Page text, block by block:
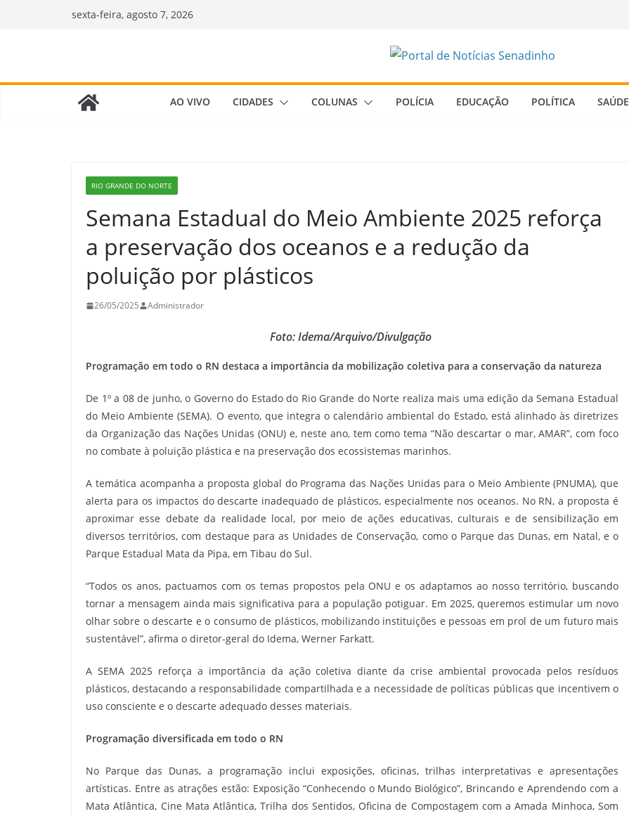
sexta-feira, agosto 7, 2026
AO VIVO CIDADES COLUNAS POLÍCIA EDUCAÇÃO POLÍTICA SAÚDE
RIO GRANDE DO NORTE
Semana Estadual do Meio Ambiente 2025 reforça
a preservação dos oceanos e a redução da
poluição por plásticos
26/05/2025 Administrador
Foto: Idema/Arquivo/Divulgação
Programação em todo o RN destaca a importância da mobilização coletiva para a conservação da natureza
De 1º a 08 de junho, o Governo do Estado do Rio Grande do Norte realiza mais uma edição da Semana Estadual
do Meio Ambiente (SEMA). O evento, que integra o calendário ambiental do Estado, está alinhado às diretrizes
da Organização das Nações Unidas (ONU) e, neste ano, tem como tema “Não descartar o mar, AMAR”, com foco
no combate à poluição plástica e na preservação dos ecossistemas marinhos.
A temática acompanha a proposta global do Programa das Nações Unidas para o Meio Ambiente (PNUMA), que
alerta para os impactos do descarte inadequado de plásticos, especialmente nos oceanos. No RN, a proposta é
aproximar esse debate da realidade local, por meio de ações educativas, culturais e de sensibilização em
diversos territórios, com destaque para as Unidades de Conservação, como o Parque das Dunas, em Natal, e o
Parque Estadual Mata da Pipa, em Tibau do Sul.
“Todos os anos, pactuamos com os temas propostos pela ONU e os adaptamos ao nosso território, buscando
tornar a mensagem ainda mais significativa para a população potiguar. Em 2025, queremos estimular um novo
olhar sobre o descarte e o consumo de plásticos, mobilizando instituições e pessoas em prol de um futuro mais
sustentável”, afirma o diretor-geral do Idema, Werner Farkatt.
A SEMA 2025 reforça a importância da ação coletiva diante da crise ambiental provocada pelos resíduos
plásticos, destacando a responsabilidade compartilhada e a necessidade de políticas públicas que incentivem o
uso consciente e o descarte adequado desses materiais.
Programação diversificada em todo o RN
No Parque das Dunas, a programação inclui exposições, oficinas, trilhas interpretativas e apresentações
artísticas. Entre as atrações estão: Exposição “Conhecendo o Mundo Biológico”, Brincando e Aprendendo com a
Mata Atlântica, Cine Mata Atlântica, Trilha dos Sentidos, Oficina de Compostagem com a Amada Minhoca, Som